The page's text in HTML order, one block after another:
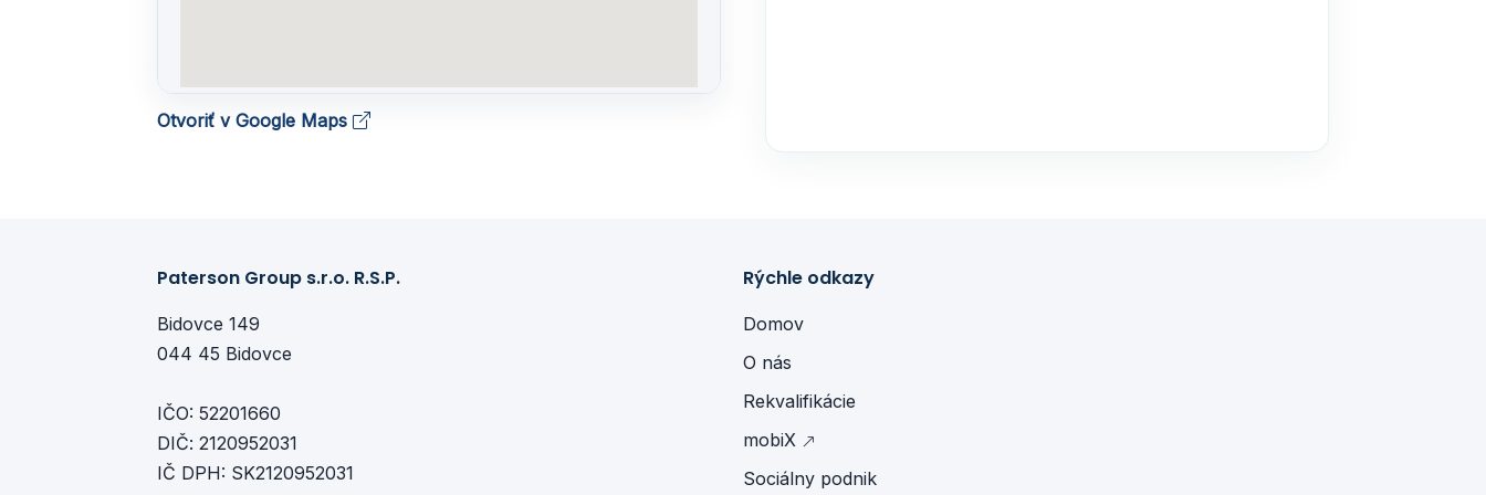
Otvoriť v Google Maps
Paterson Group s.r.o. R.S.P.
Bidovce 149
044 45 Bidovce
IČO: 52201660
DIČ: 2120952031
IČ DPH: SK2120952031
Rýchle odkazy
Domov
O nás
Rekvalifikácie
mobiX
Sociálny podnik